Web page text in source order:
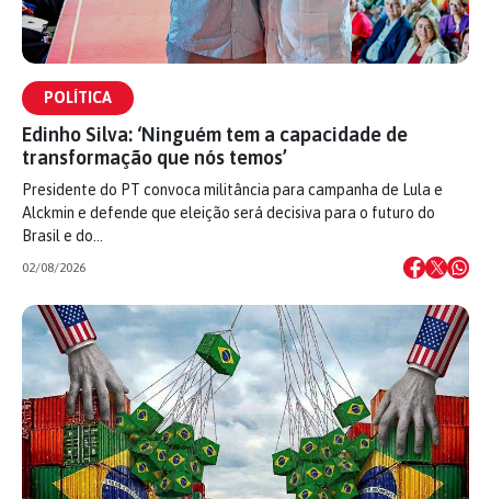
POLÍTICA
Edinho Silva: ‘Ninguém tem a capacidade de
transformação que nós temos’
Presidente do PT convoca militância para campanha de Lula e
Alckmin e defende que eleição será decisiva para o futuro do
Brasil e do…
02/08/2026